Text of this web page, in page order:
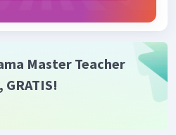
Master Teacher